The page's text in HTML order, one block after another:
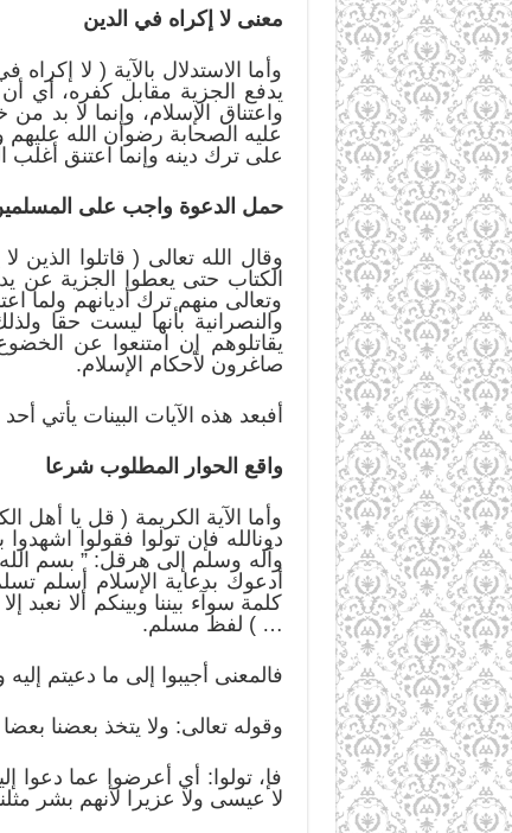
معنى لا إكراه في الدين
وأما الاستدلال بالآية ( لا
يدفع الجزية مقابل كفره، أي
واعتناق الإسلام، وإنما لا
عليه الصحابة رضوان الله عليهم
على ترك دينه وإنما اعتنق أغلب
حمل الدعوة واجب على
وقال الله تعالى ( قاتلوا الذين
الكتاب حتى يعطوا الجزية عن
وتعالى منهم ترك أديانهم ولما
والنصرانية بأنها ليست حقا
يقاتلوهم إن امتنعوا عن
صاغرون لأحكام الإسلام.
أفبعد هذه الآيات البينات يأتي
واقع الحوار المطلوب شرعا
وأما الآية الكريمة ( قل يا أهل
دونالله فإن تولوا فقولوا
وآله وسلم إلى هرقل: ” بسم
أدعوك بدعاية الإسلام أسلم
كلمة سوآء بيننا وبينكم ألا نعبد
… ) لفظ مسلم.
فالمعنى أجيبوا إلى ما دعيتم
وقوله تعالى: ولا يتخذ بعضنا
فإ، تولوا: أي أعرضوا عما دعوا
لا عيسى ولا عزيرا لأنهم بشر